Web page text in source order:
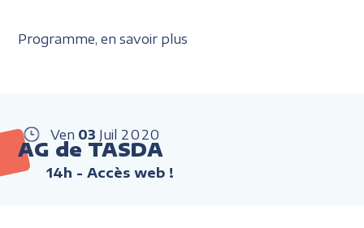
Programme, en savoir plus
Ven 03 Juil 2020
AG de TASDA
14h - Accès web !